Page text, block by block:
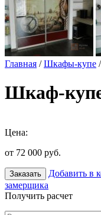
Главная /Шкафы-купе /
Шкаф-
Цена:
от 72 000 руб.
Заказать Добавить в
замерщика
Получить расчет